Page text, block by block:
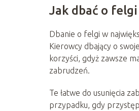
Jak dbać o
Dbanie o felgi w
Kierowcy dbający o
korzyści, gdyż zawsze
zabrudzeń.
Te łatwe do usunięcia
przypadku, gdy